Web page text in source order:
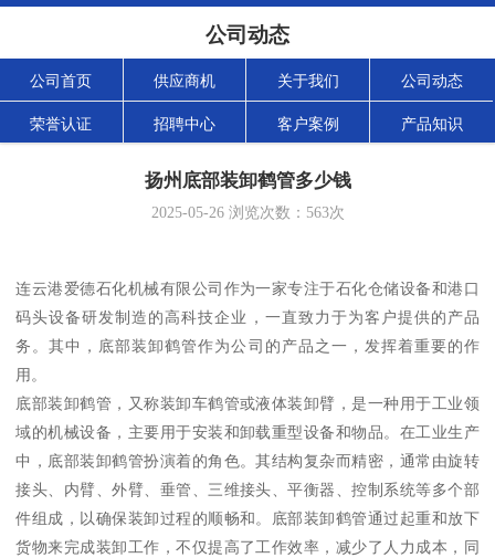
公司动态
公司首页 供应商机 关于我们 公司动态
荣誉认证 招聘中心 客户案例 产品知识
扬州底部装卸鹤管多少钱
2025-05-26浏览次数： 563次
连云港爱德石化机械有限公司作为一家专注于石化仓储设备和港口
码头设备研发制造的高科技企业，一直致力于为客户提供的产品
务。其中，底部装卸鹤管作为公司的产品之一，发挥着重要的作
用。
底部装卸鹤管，又称装卸车鹤管或液体装卸臂，是一种用于工业领
域的机械设备，主要用于安装和卸载重型设备和物品。在工业生产
中，底部装卸鹤管扮演着的角色。其结构复杂而精密，通常由旋转
接头、内臂、外臂、垂管、三维接头、平衡器、控制系统等多个部
件组成，以确保装卸过程的顺畅和。底部装卸鹤管通过起重和放下
货物来完成装卸工作，不仅提高了工作效率，减少了人力成本，同